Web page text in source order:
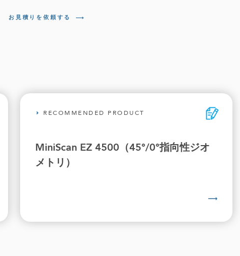
お見積りを依頼する
RECOMMENDED PRODUCT
MiniScan EZ 4500（45°/0°指向性ジオ
メトリ）